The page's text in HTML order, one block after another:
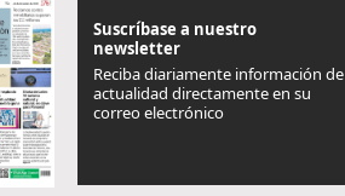
Suscríbase a nuestro
newsletter
Reciba diariamente información de
actualidad directamente en su
correo electrónico